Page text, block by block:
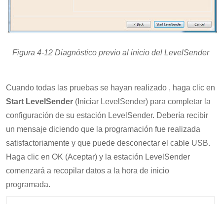
Figura 4-12 Diagnóstico previo al inicio del LevelSender
Cuando todas las pruebas se hayan realizado , haga clic en
Start LevelSender (Iniciar LevelSender) para completar la
configuración de su estación LevelSender. Debería recibir
un mensaje diciendo que la programación fue realizada
satisfactoriamente y que puede desconectar el cable USB.
Haga clic en OK (Aceptar) y la estación LevelSender
comenzará a recopilar datos a la hora de inicio
programada.